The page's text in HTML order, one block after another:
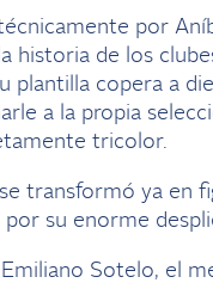
por
historia de los
plantilla copera a
a la propia
tricolor.
transformó ya en
por su enorme
Emiliano Sotelo, el